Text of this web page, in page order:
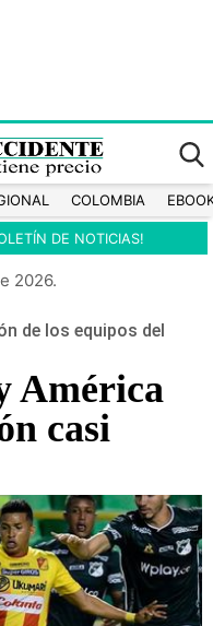
COLOMBIA
DE NOTICIAS!
2026.
de los equipos del
América
casi